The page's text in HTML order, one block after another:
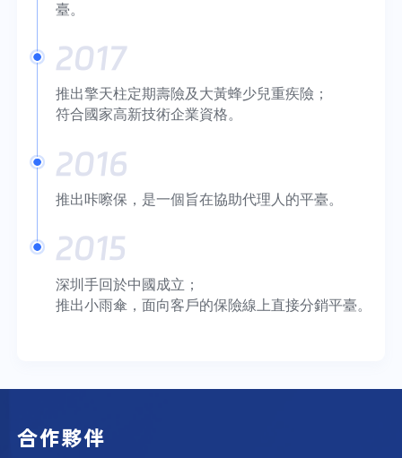
臺。
2017
推出擎天柱定期壽險及大黃蜂少兒重疾險；
符合國家高新技術企業資格。
2016
推出咔嚓保，是一個旨在協助代理人的平臺。
2015
深圳手回於中國成立；
推出小雨傘，面向客戶的保險線上直接分銷平臺。
合作夥伴